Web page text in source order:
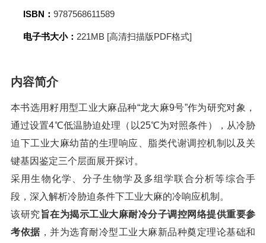
ISBN： 9787568611589
电子书大小： 221MB [高清扫描版PDF格式]
内容简介
本书选用籽用型工业大麻品种“龙大麻9号”作为研究对象，
通过设置4℃低温胁迫处理（以25℃为对照条件），从冷胁
迫下工业大麻幼苗的生理响应、脂类代谢调控机制以及关
键基因鉴定三个层面展开探讨。
采用生物化学、分子生物学及多组学联合分析等综合手
段，深入解析冷胁迫条件下工业大麻的冷响应机制。
该研究 旨在为揭示工业大麻耐冷分子调控网络提供重要参
考依据，并为选育耐冷型工业大麻新品种奠定理论基础和